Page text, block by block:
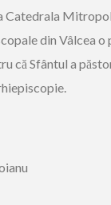
Catedrala
din Vâlcea o
că Sfântul a